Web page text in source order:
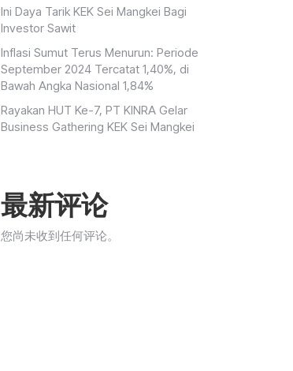
Ini Daya Tarik KEK Sei Mangkei Bagi
Investor Sawit
Inflasi Sumut Terus Menurun: Periode
September 2024 Tercatat 1,40%, di
Bawah Angka Nasional 1,84%
Rayakan HUT Ke-7, PT KINRA Gelar
Business Gathering KEK Sei Mangkei
最新评论
您尚未收到任何评论。